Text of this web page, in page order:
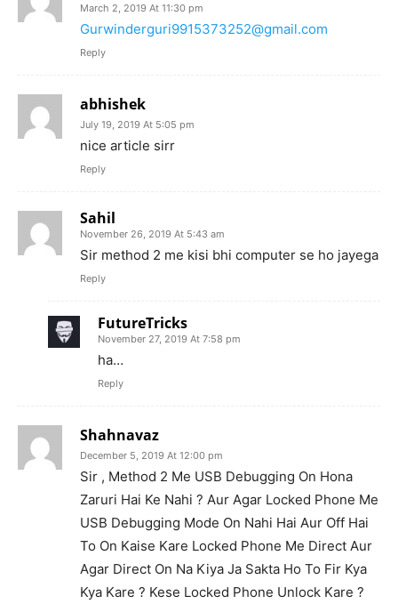
March 2, 2019 At 11:30 pm
Gurwinderguri9915373252@gmail.com
Reply
abhishek
July 19, 2019 At 5:05 pm
nice article sirr
Reply
Sahil
November 26, 2019 At 5:43 am
Sir method 2 me kisi bhi computer se ho jayega
Reply
FutureTricks
November 27, 2019 At 7:58 pm
ha…
Reply
Shahnavaz
December 5, 2019 At 12:00 pm
Sir , Method 2 Me USB Debugging On Hona
Zaruri Hai Ke Nahi ? Aur Agar Locked Phone Me
USB Debugging Mode On Nahi Hai Aur Off Hai
To On Kaise Kare Locked Phone Me Direct Aur
Agar Direct On Na Kiya Ja Sakta Ho To Fir Kya
Kya Kare ? Kese Locked Phone Unlock Kare ?